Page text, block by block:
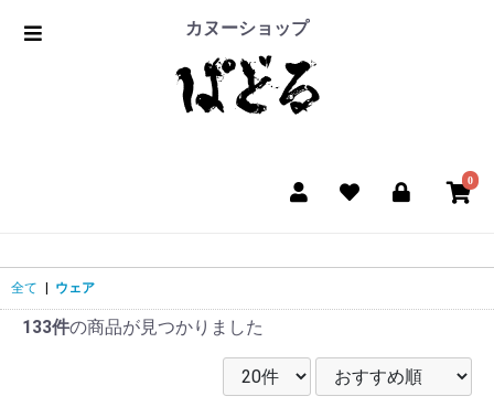
カヌーショップ
0
全て ウェア
133件の商品が見つかりました